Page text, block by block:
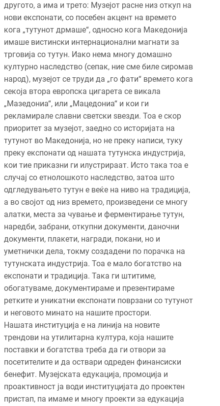
другото, а има и трето: Музејот расне низ откуп на
нови експонати, со посебен акцент на времето
кога „тутунот дрмаше“, односно кога Македонија
имаше вистински интернационални магнати за
трговија со тутун. Иако нема многу домашно
културно наследство (сепак, ние сме биле сиромав
народ), музејот се труди да „го фати“ времето кога
секоја втора европска цигарета се викала
„Мазедониа“, или „Мацедониа“ и кои ги
рекламирале славни светски ѕвезди. Тоа е скор
приоритет за музејот, заедно со историјата на
тутунот во Македонија, но не преку написи, туку
преку експонати од нашата тутунска индустрија,
кои тие приказни ги илустрираат. Исто така тоа е
случај со етнолошкото наследство, затоа што
одгледувањето тутун е веќе на ниво на традиција,
а во својот од низ времето, произведени се многу
алатки, места за чување и ферментирање тутун,
наредби, забрани, откупни документи, даночни
документи, плакети, награди, покани, но и
уметнички дела, токму создадени по порачка на
тутунската индустрија. Тоа е мало богатство на
експонати и традиција. Така ги штитиме,
обогатуваме, документираме и презентираме
ретките и уникатни експонати поврзани со тутунот
и неговото минато на нашите простори.
Нашата институција е на линија на новите
трендови на утилитарна култура, која нашите
поставки и богатства треба да ги отвори за
посетителите и да оствари одреден финансиски
бенефит. Музејската едукација, промоција и
проактивност ја води институцијата до проектен
пристап, па имаме и многу проекти за едукација